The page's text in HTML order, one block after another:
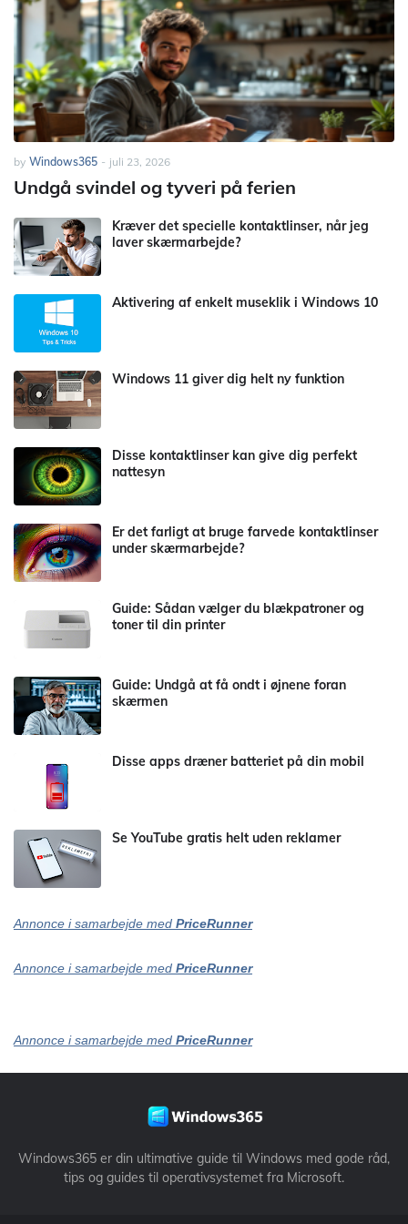
by Windows365 - juli 23, 2026
Undgå svindel og tyveri på ferien
Kræver det specielle kontaktlinser, når jeg
laver skærmarbejde?
Aktivering af enkelt museklik i Windows 10
Windows 11 giver dig helt ny funktion
Disse kontaktlinser kan give dig perfekt
nattesyn
Er det farligt at bruge farvede kontaktlinser
under skærmarbejde?
Guide: Sådan vælger du blækpatroner og
toner til din printer
Guide: Undgå at få ondt i øjnene foran
skærmen
Disse apps dræner batteriet på din mobil
Se YouTube gratis helt uden reklamer
Annonce i samarbejde med PriceRunner
Annonce i samarbejde med PriceRunner
Annonce i samarbejde med PriceRunner
Windows365 er din ultimative guide til Windows med gode råd,
tips og guides til operativsystemet fra Microsoft.